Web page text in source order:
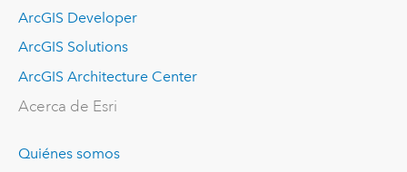
ArcGIS Developer
ArcGIS Solutions
ArcGIS Architecture Center
Acerca de Esri
Quiénes somos